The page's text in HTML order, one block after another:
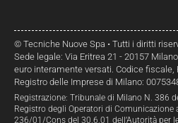
© Tecniche Nuove Spa • Tutti i diritti
Sede legale: Via Eritrea 21 - 20157
euro interamente versati. Codice fiscale,
Registro delle Imprese di Milano:
Registrazione: Tribunale di Milano N. 386
Registro degli Operatori di Comunicazione
236/01/Cons del 30.6.01 dell’Autorità per